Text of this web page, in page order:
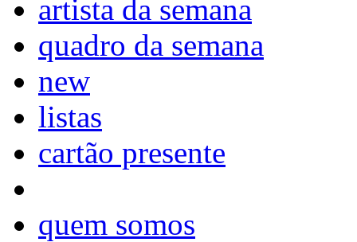
artista da semana
quadro da semana
new
listas
cartão presente
quem somos